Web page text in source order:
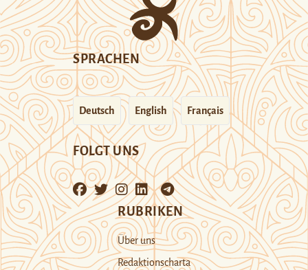
SPRACHEN
Deutsch English Français
FOLGT UNS
RUBRIKEN
Über uns
Redaktionscharta